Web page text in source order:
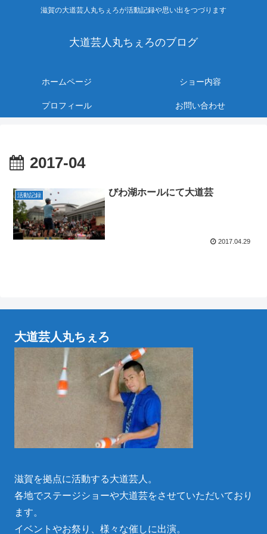
滋賀の大道芸人丸ちぇろが活動記録や思い出をつづります
大道芸人丸ちぇろのブログ
ホームページ ショー内容
プロフィール お問い合わせ
2017-04
活動記録 びわ湖ホールにて大道芸
2017.04.29
大道芸人丸ちぇろ
滋賀を拠点に活動する大道芸人。
各地でステージショーや大道芸をさせていただいており
ます。
イベントやお祭り、様々な催しに出演。